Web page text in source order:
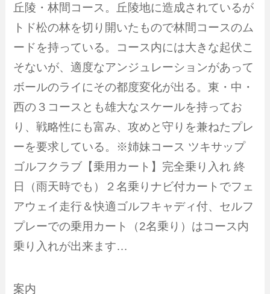
丘陵・林間コース。丘陵地に造成されているが
トド松の林を切り開いたもので林間コースのム
ードを持っている。コース内には大きな起伏こ
そないが、適度なアンジュレーションがあって
ボールのライにその都度変化が出る。東・中・
西の３コースとも雄大なスケールを持ってお
り、戦略性にも富み、攻めと守りを兼ねたプレ
ーを要求している。※姉妹コース ツキサップ
ゴルフクラブ【乗用カート】完全乗り入れ 終
日（雨天時でも）２名乗りナビ付カートでフェ
アウェイ走行＆快適ゴルフキャディ付、セルフ
プレーでの乗用カート（2名乗り）はコース内
乗り入れが出来ます…
案内